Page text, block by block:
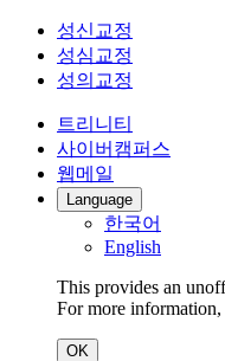
성신교정
성심교정
성의교정
트리니티
사이버캠퍼스
웹메일
Language
한국어
English
This provides an
For more
OK